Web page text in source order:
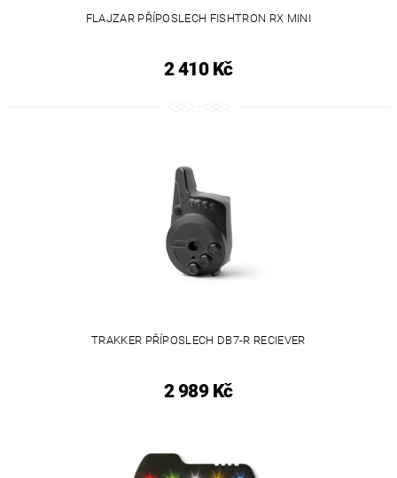
FLAJZAR PŘÍPOSLECH FISHTRON RX MINI
2 410 Kč
TRAKKER PŘÍPOSLECH DB7-R RECIEVER
2 989 Kč